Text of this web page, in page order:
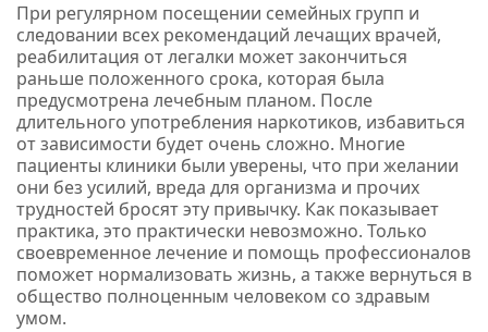
При регулярном посещении семейных групп и
следовании всех рекомендаций лечащих врачей,
реабилитация от легалки может закончиться
раньше положенного срока, которая была
предусмотрена лечебным планом. После
длительного употребления наркотиков, избавиться
от зависимости будет очень сложно. Многие
пациенты клиники были уверены, что при желании
они без усилий, вреда для организма и прочих
трудностей бросят эту привычку. Как показывает
практика, это практически невозможно. Только
своевременное лечение и помощь профессионалов
поможет нормализовать жизнь, а также вернуться в
общество полноценным человеком со здравым
умом.